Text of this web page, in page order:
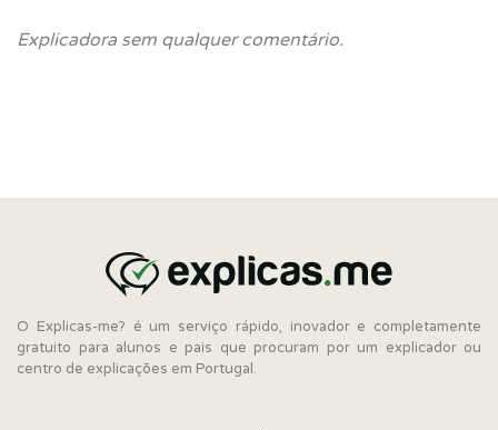
Explicadora sem qualquer comentário.
O Explicas-me? é um serviço rápido, inovador e completamente
gratuito para alunos e pais que procuram por um explicador ou
centro de explicações em Portugal.